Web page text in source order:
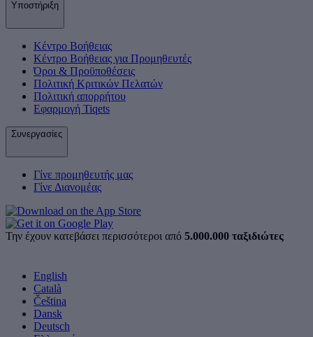
Υποστήριξη
Κέντρο Βοήθειας
Κέντρο Βοήθειας για Προμηθευτές
Όροι & Προϋποθέσεις
Πολιτική Κριτικών Πελατών
Πολιτική απορρήτου
Εφαρμογή Tiqets
Συνεργασίες
Γίνε προμηθευτής μας
Γίνε Διανομέας
Την έχουν κατεβάσει περισσότεροι από 5.000.000 ταξιδιώτες
English
Català
Čeština
Dansk
Deutsch